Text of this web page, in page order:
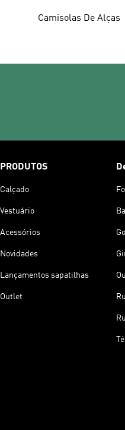
Camisolas De Alças
PRODUTOS
Calçado
Vestuário
Acessórios
Novidades
Lançamentos sapatilhas
Outlet